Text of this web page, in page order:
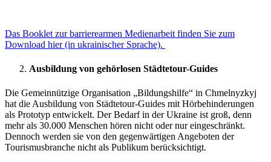
Das Booklet zur barrierearmen Medienarbeit finden Sie zum
Download hier (in ukrainischer Sprache).
Ausbildung von gehörlosen Städtetour-Guides
Die Gemeinnützige Organisation „Bildungshilfe“ in Chmelnyzkyj
hat die Ausbildung von Städtetour-Guides mit Hörbehinderungen
als Prototyp entwickelt. Der Bedarf in der Ukraine ist groß, denn
mehr als 30.000 Menschen hören nicht oder nur eingeschränkt.
Dennoch werden sie von den gegenwärtigen Angeboten der
Tourismusbranche nicht als Publikum berücksichtigt.